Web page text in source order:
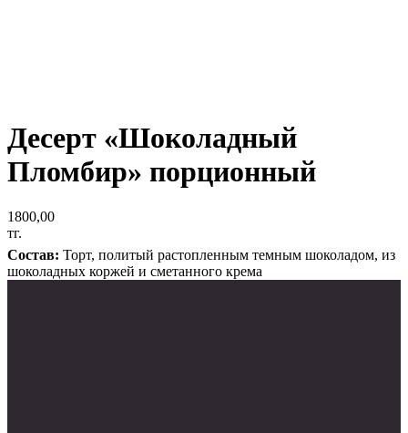
Десерт «Шоколадный
Пломбир» порционный
1800,00
тг.
Состав: Торт, политый растопленным темным шоколадом, из
шоколадных коржей и сметанного крема